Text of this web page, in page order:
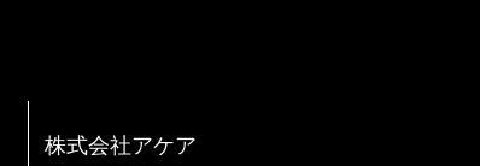
株式会社アケア